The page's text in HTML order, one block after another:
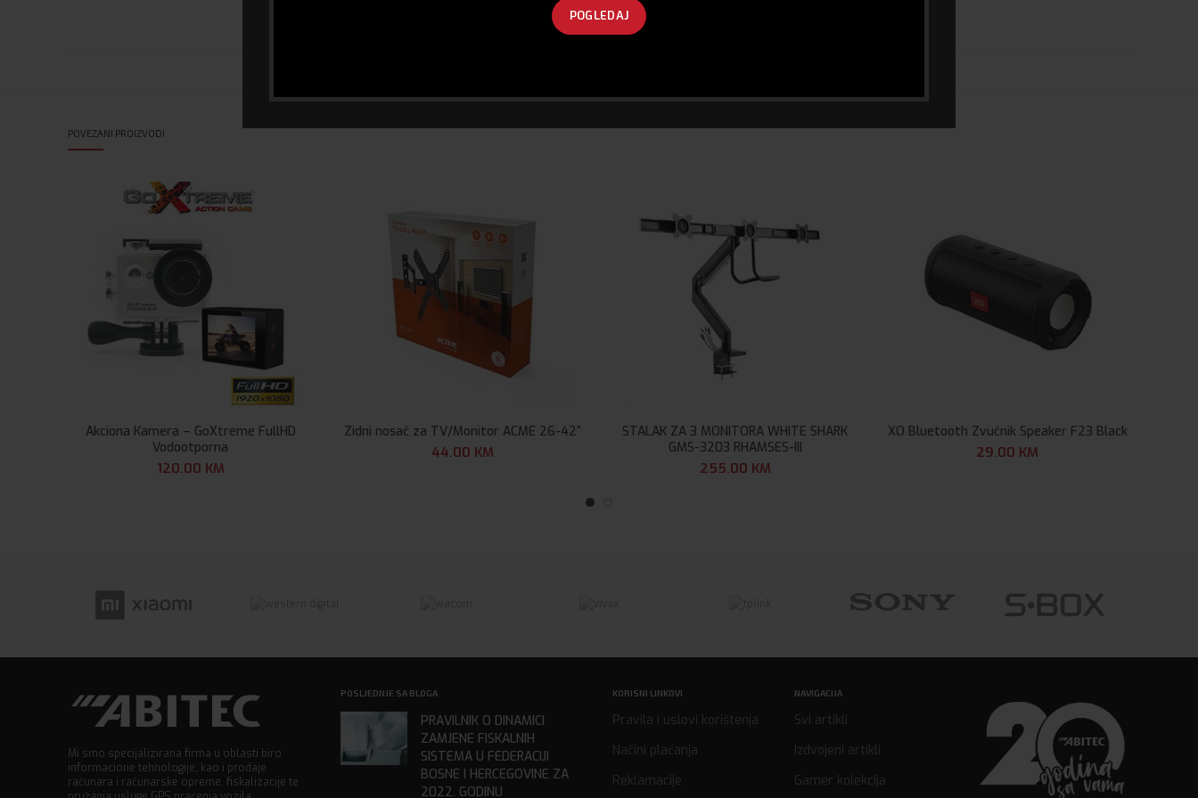
POGLEDAJ
POVEZANI PROIZVODI
Akciona Kamera – GoXtreme FullHD
Vodootporna
120.00 KM
Zidni nosač za TV/Monitor ACME 26-42”
44.00 KM
STALAK ZA 3 MONITORA WHITE SHARK
GMS-3203 RHAMSES-III
255.00 KM
XO Bluetooth Zvučnik Speaker F23 Black
29.00 KM
Mi smo specijalizirana firma u oblasti biro
informacione tehnologije, kao i prodaje
računara i računarske opreme, fiskalizacije te
POSLJEDNJE SA BLOGA
PRAVILNIK O DINAMICI
ZAMJENE FISKALNIH
SISTEMA U FEDERACIJI
BOSNE I HERCEGOVINE ZA
2022. GODINU
KORISNI LINKOVI
Pravila i uslovi korištenja
Načini plaćanja
Reklamacije
NAVIGACIJA
Svi artikli
Izdvojeni artikli
Gamer kolekcija